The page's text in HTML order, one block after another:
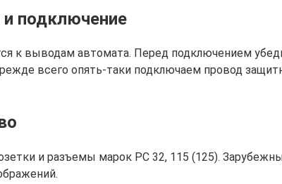
подключение
к выводам автомата. Перед подключением
всего опять-таки подключаем провод
и разъемы марок РС 32, 115 (125).